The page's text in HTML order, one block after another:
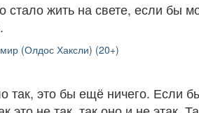
стало жить на свете, если бы
(Олдос Хаксли) (20+)
так, это бы ещё ничего. Если